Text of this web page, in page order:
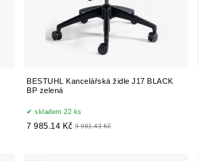
BESTUHL Kancelářská židle J17 BLACK
BP zelená
skladem 22 ks
7 985.14 Kč 9 981.43 Kč